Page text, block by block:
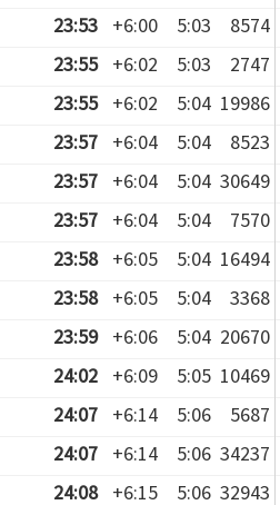
23:53 +6:00 5:03 8574
23:55 +6:02 5:03 2747
23:55 +6:02 5:04 19986
23:57 +6:04 5:04 8523
23:57 +6:04 5:04 30649
23:57 +6:04 5:04 7570
23:58 +6:05 5:04 16494
23:58 +6:05 5:04 3368
23:59 +6:06 5:04 20670
24:02 +6:09 5:05 10469
24:07 +6:14 5:06 5687
24:07 +6:14 5:06 34237
24:08 +6:15 5:06 32943